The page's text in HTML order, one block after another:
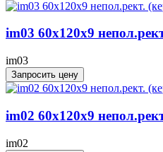
im03 60x120x9
im03
Запросить цену
im02 60x120x9
im02